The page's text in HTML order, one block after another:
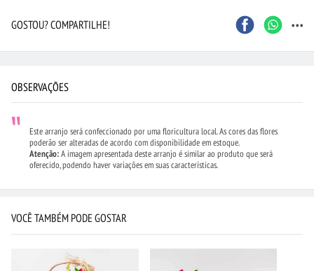
GOSTOU? COMPARTILHE! ...
OBSERVAÇÕES
Este arranjo será confeccionado por uma floricultura local. As cores das flores
poderão ser alteradas de acordo com disponibilidade em estoque.
Atenção:A imagem apresentada deste arranjo é similar ao produto que será
oferecido, podendo haver variações em suas características.
VOCÊ TAMBÉM PODE GOSTAR